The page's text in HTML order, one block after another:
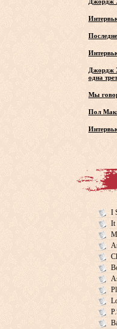
Джордж
одна
Мы
Пол
I
It